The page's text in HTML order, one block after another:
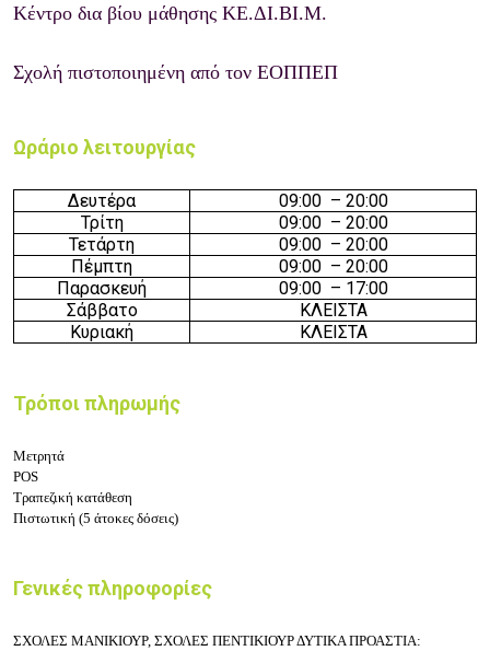
Κέντρο δια βίου μάθησης ΚΕ.ΔΙ.ΒΙ.Μ.
Σχολή πιστοποιημένη από τον ΕΟΠΠΕΠ
Ωράριο λειτουργίας
Δευτέρα 09:00 – 20:00
Τρίτη
09:00 – 20:00
Τετάρτη
09:00 – 20:00
Πέμπτη
09:00 – 20:00
Παρασκευή
09:00 – 17:00
Σάββατο
ΚΛΕΙΣΤΑ
Κυριακή
ΚΛΕΙΣΤΑ
Τρόποι πληρωμής
Μετρητά
POS
Τραπεζική κατάθεση
Πιστωτική (5 άτοκες δόσεις)
Γενικές πληροφορίες
ΣΧΟΛΕΣ ΜΑΝΙΚΙΟΥΡ, ΣΧΟΛΕΣ ΠΕΝΤΙΚΙΟΥΡ ΔΥΤΙΚΑ ΠΡΟΑΣΤΙΑ: